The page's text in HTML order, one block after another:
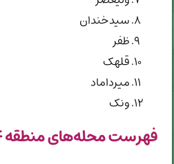
سیدخندان
ظفر
قلهک
میرداماد
ونک
فهرست محله‌های منطقه ۴ تهران